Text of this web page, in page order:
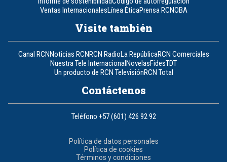
Ventas InternacionalesLínea ÉticaPrensa RCNOBA
Visite también
Canal RCNNoticias RCNRCN RadioLa RepúblicaRCN Comerciales
Nuestra Tele InternacionalNovelasFidesTDT
Un producto de RCN TelevisiónRCN Total
Contáctenos
Teléfono +57 (601) 426 92 92
Política de datos personales
Política de cookies
Términos y condiciones